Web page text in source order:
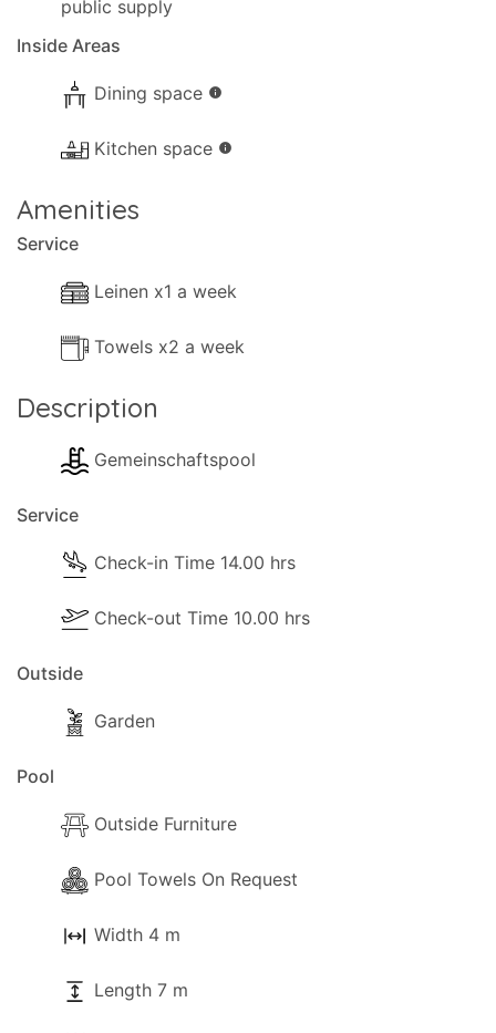
public supply
Inside Areas
Dining space info
Kitchen space info
Amenities
Service
Leinen x1 a week
Towels x2 a week
Description
Gemeinschaftspool
Service
Check-in Time 14.00 hrs
Check-out Time 10.00 hrs
Outside
Garden
Pool
Outside Furniture
Pool Towels On Request
Width 4 m
Length 7 m